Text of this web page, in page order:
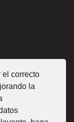
el correcto
la